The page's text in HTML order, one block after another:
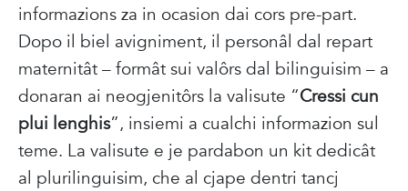
informazions za in ocasion dai cors pre-part.
Dopo il biel avigniment, il personâl dal repart
maternitât – formât sui valôrs dal bilinguisim – a
donaran ai neogjenitôrs la valisute “Cressi cun
plui lenghis”, insiemi a cualchi informazion sul
teme. La valisute e je pardabon un kit dedicât
al plurilinguisim, che al cjape dentri tancj